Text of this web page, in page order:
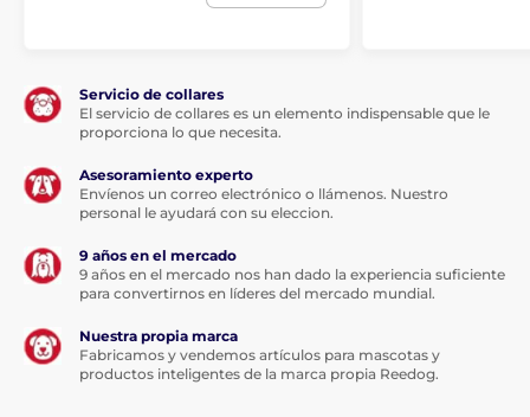
Servicio de collares
El servicio de collares es un elemento indispensable que le
proporciona lo que necesita.
Asesoramiento experto
Envíenos un correo electrónico o llámenos. Nuestro
personal le ayudará con su eleccion.
9 años en el mercado
9 años en el mercado nos han dado la experiencia suficiente
para convertirnos en líderes del mercado mundial.
Nuestra propia marca
Fabricamos y vendemos artículos para mascotas y
productos inteligentes de la marca propia Reedog.